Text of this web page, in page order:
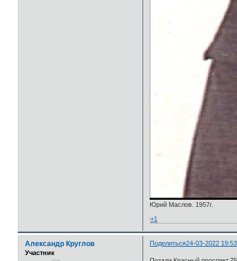
Юрий Маслов. 1957г.
+1
Поделиться24-03-2022
Александр Круглов
Участник